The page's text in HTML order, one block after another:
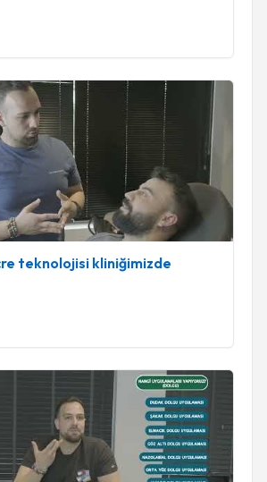
kliniğimizde sizlerle 🤩
teknolojisi kliniğimizde